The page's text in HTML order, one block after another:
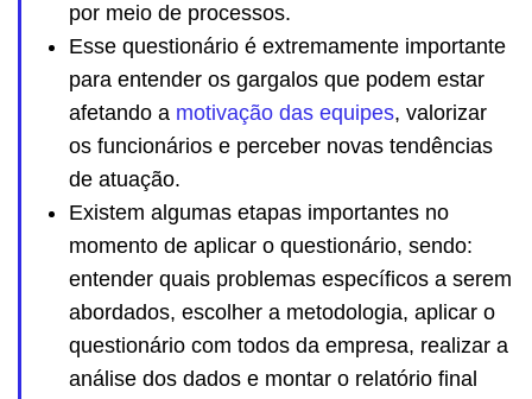
por meio de processos.
Esse questionário é extremamente importante
para entender os gargalos que podem estar
afetando a motivação das equipes, valorizar
os funcionários e perceber novas tendências
de atuação.
Existem algumas etapas importantes no
momento de aplicar o questionário, sendo:
entender quais problemas específicos a serem
abordados, escolher a metodologia, aplicar o
questionário com todos da empresa, realizar a
análise dos dados e montar o relatório final